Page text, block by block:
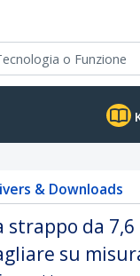
& Downloads
strappo da 7,6
su